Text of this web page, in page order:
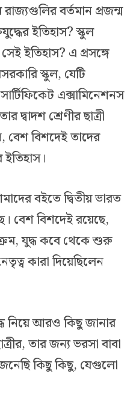
বর্তমান প্রজন্ম
ইতিহাস? স্কুল
ইতিহাস? এ প্রসঙ্গে
স্কুল, যেটি
এক্সামিনেশনস
শ্রেণীর ছাত্রী
বেশ বিশদেই তাদের
বইতে দ্বিতীয় ভারত
বেশ বিশদেই রয়েছে,
যুদ্ধ কবে থেকে শুরু
কারা দিয়েছিলেন
নিয়ে আরও কিছু জানার
তার জন্য ভরসা বাবা
কিছু কিছু, যেগুলো